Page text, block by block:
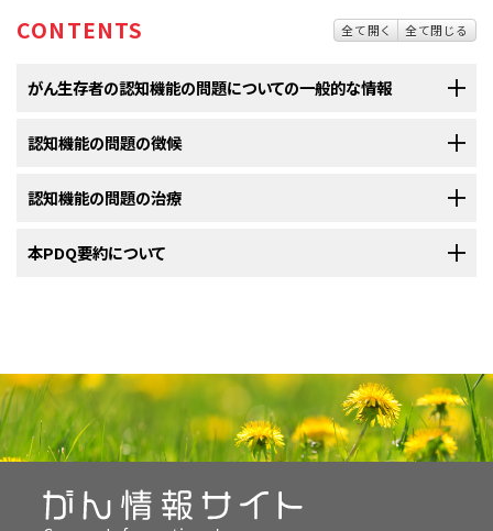
CONTENTS 全て開く 全て閉じる
がん生存者の認知機能の問題についての一般的な情報
認知機能の問題によって思考や学習の仕方に変化が起こる可能性が
セスのことです。
重要な情報、考え、活動に集中する。
長時間にわたって特定の作業や活動に注意を払う。
起こりうる問題を予測し、計画し、解決する。
認知機能の問題の徴候
認知機能の問題の徴候として、学習や記憶の障害などがあります。
がん以外の病態が認知機能の問題の原因になることもあります。記憶障害
今やっていることに集中する。
認知機能の問題の治療
認知機能の問題の治療には、注意、記憶、思考を補助する活動が含ま
認知機能のリハビリテーション
では、記憶や思考、整理、意思決定の機能を
改善することを目標とします。認知機能のリハビリテーションでは以下のよ
うな活動に取り組みます：
本PDQ要約について
提供する総括的ながん情報データベースです。PDQデータベースには、が
んの予防や発見、遺伝学的情報、治療、支持療法、補完代替医療に関する最
新かつ公表済みの情報を要約して収載しています。ほとんどの要約につい
が専門用語で記載されています。患者さん向けの要約は、理解しやすい平
易な表現を用いて書かれています。いずれの場合も、がんに関する正確か